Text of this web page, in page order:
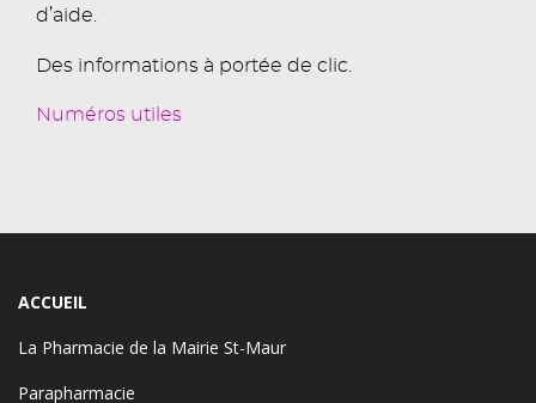
d’aide.
Des informations à portée de clic.
Numéros utiles
ACCUEIL
La Pharmacie de la Mairie St-Maur
Parapharmacie